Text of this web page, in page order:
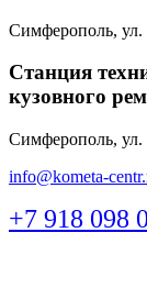
Симферополь,
Станция
кузовного
Симферополь,
info@kometa-
+7 918 098